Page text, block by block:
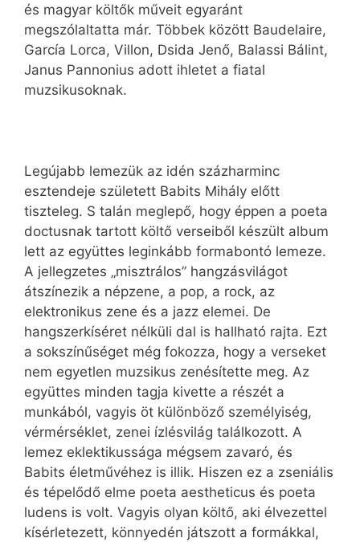
és magyar költők műveit egyaránt
megszólaltatta már. Többek között Baudelaire,
García Lorca, Villon, Dsida Jenő, Balassi Bálint,
Janus Pannonius adott ihletet a fiatal
muzsikusoknak.
Legújabb lemezük az idén százharminc
esztendeje született Babits Mihály előtt
tiszteleg. S talán meglepő, hogy éppen a poeta
doctusnak tartott költő verseiből készült album
lett az együttes leginkább formabontó lemeze.
A jellegzetes „misztrálos” hangzásvilágot
átszínezik a népzene, a pop, a rock, az
elektronikus zene és a jazz elemei. De
hangszerkíséret nélküli dal is hallható rajta. Ezt
a sokszínűséget még fokozza, hogy a verseket
nem egyetlen muzsikus zenésítette meg. Az
együttes minden tagja kivette a részét a
munkából, vagyis öt különböző személyiség,
vérmérséklet, zenei ízlésvilág találkozott. A
lemez eklektikussága mégsem zavaró, és
Babits életművéhez is illik. Hiszen ez a zseniális
és tépelődő elme poeta aestheticus és poeta
ludens is volt. Vagyis olyan költő, aki élvezettel
kísérletezett, könnyedén játszott a formákkal,